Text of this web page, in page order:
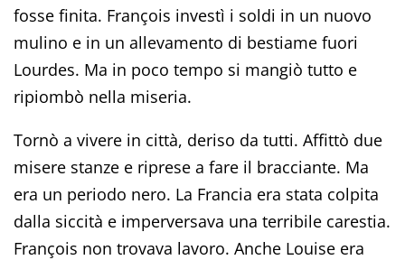
fosse finita. François investì i soldi in un nuovo
mulino e in un allevamento di bestiame fuori
Lourdes. Ma in poco tempo si mangiò tutto e
ripiombò nella miseria.
Tornò a vivere in città, deriso da tutti. Affittò due
misere stanze e riprese a fare il bracciante. Ma
era un periodo nero. La Francia era stata colpita
dalla siccità e imperversava una terribile carestia.
François non trovava lavoro. Anche Louise era